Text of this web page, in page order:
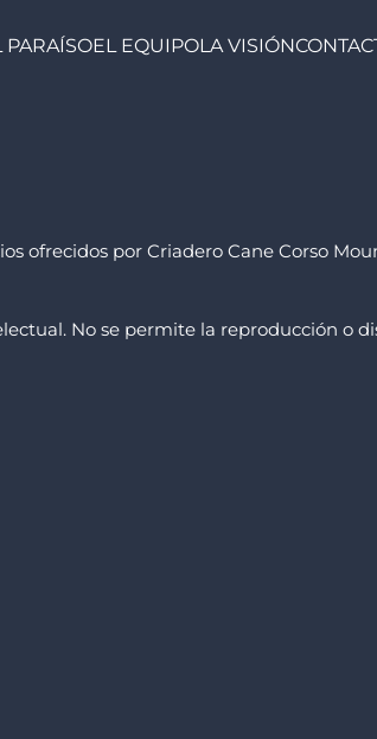
PARAÍSOEL EQUIPOLA VISIÓN
ofrecidos por Criadero Cane Corso
No se permite la reproducción o